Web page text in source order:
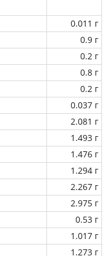
0.011 г
0.9 г
0.2 г
0.8 г
0.2 г
0.037 г
2.081 г
1.493 г
1.476 г
1.294 г
2.267 г
2.975 г
0.53 г
1.017 г
1.273 г